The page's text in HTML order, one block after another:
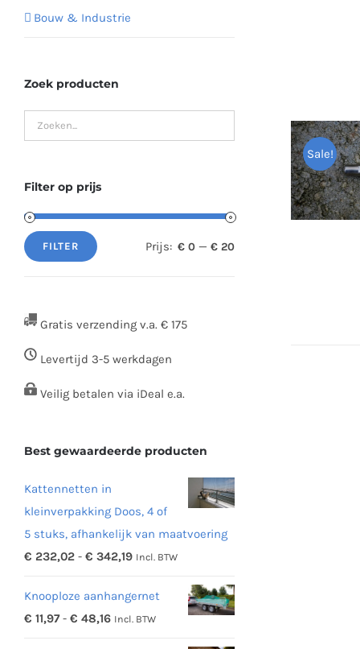
Sale!
Bouw & Industrie
Zoek producten
Filter op prijs
Min.
Max.
FILTER Prijs: € 0 —€ 20
Gratis verzending v.a. € 175
Levertijd 3-5 werkdagen
Veilig betalen via iDeal e.a.
Best gewaardeerde producten
Kattennetten in
kleinverpakking Doos, 4 of
5 stuks, afhankelijk van maatvoering
€ 232,02 - € 342,19Prijsklasse:
tot
€ 342,19
Incl. BTW
Knooploze aanhangernet
€ 11,97 - € 48,16Prijsklasse:
Incl. BTW